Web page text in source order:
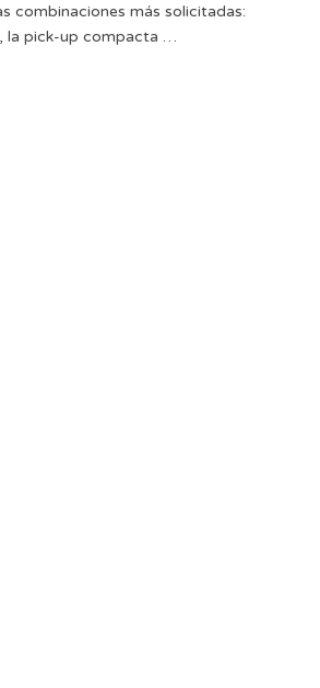
combinaciones más solicitadas:
la pick-up compacta …